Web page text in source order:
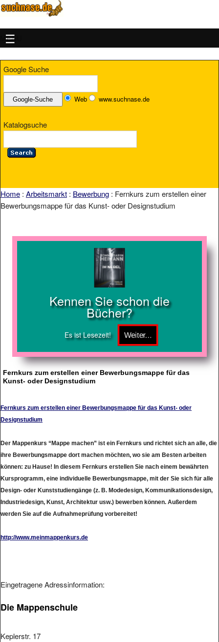
MENU
Google Suche
Web www.suchnase.de
Katalogsuche
Home : Arbeitsmarkt : Bewerbung : Fernkurs zum erstellen einer
Bewerbungsmappe für das Kunst- oder Designstudium
Kennen Sie schon die
Bücher?
Es ist Lesezeit!
Fernkurs zum erstellen einer Bewerbungsmappe für das
Kunst- oder Designstudium
Fernkurs zum erstellen einer Bewerbungsmappe für das Kunst- oder
Designstudium
Der Mappenkurs “Mappe machen” ist ein Fernkurs und richtet sich an alle, die
ihre Bewerbungsmappe dort machen möchten, wo sie am Besten arbeiten
können: zu Hause! In diesem Fernkurs erstellen Sie nach einem bewährten
Kursprogramm, eine individuelle Bewerbungsmappe, mit der Sie sich für alle
Design- oder Kunststudiengänge (z. B. Modedesign, Kommunikationsdesign,
Industriedesign, Kunst, Architektur usw.) bewerben können. Außerdem
werden Sie auf die Aufnahmeprüfung vorbereitet!
http://www.meinmappenkurs.de
Eingetragene Adressinformation:
Die Mappenschule
Keplerstr. 17